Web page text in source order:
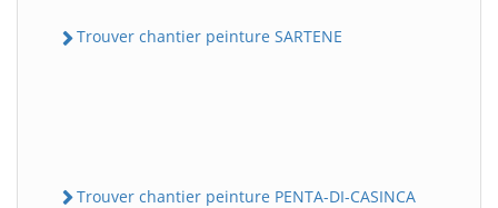
Trouver chantier peinture SARTENE
Trouver chantier peinture PENTA-DI-CASINCA